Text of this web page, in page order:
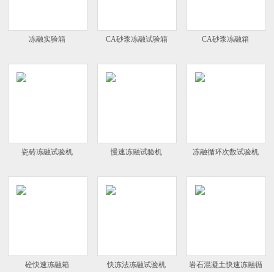
冻融实验箱 CA砂浆冻融试验箱 CA砂浆冻融箱
瓷砖冻融试验机 慢速冻融试验机 冻融循环次数试验机
砼快速冻融箱 快冻法冻融试验机
岩石混凝土快速冻融循